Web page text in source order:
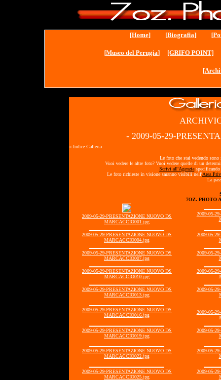
[Home] [Biografia] [
[Museo del Perugia] [GRIFO POINT]
[
- 2009-05-29-
« Indice Galleria
Le foto che stai vedendo
Vuoi vedere le altre foto? Vuoi vedere quelle di un
Scrivi all'Agenzia
Le foto richieste in visione saranno visibili nell'Area
La
7OZ. PHOTO
2009-05-29-PRESENTAZIONE NUOVO DS
MARCACCIO001.jpg
2009-05-
2009-05-29-PRESENTAZIONE NUOVO DS
MARCACCIO004.jpg
2009-05-
2009-05-29-PRESENTAZIONE NUOVO DS
MARCACCIO007.jpg
2009-05-
2009-05-29-PRESENTAZIONE NUOVO DS
MARCACCIO010.jpg
2009-05-
2009-05-29-PRESENTAZIONE NUOVO DS
MARCACCIO013.jpg
2009-05-
2009-05-29-PRESENTAZIONE NUOVO DS
MARCACCIO016.jpg
2009-05-
2009-05-29-PRESENTAZIONE NUOVO DS
MARCACCIO019.jpg
2009-05-
2009-05-29-PRESENTAZIONE NUOVO DS
MARCACCIO022.jpg
2009-05-
2009-05-29-PRESENTAZIONE NUOVO DS
MARCACCIO025.jpg
2009-05-